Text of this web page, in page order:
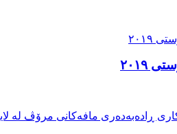
٢٠١٩